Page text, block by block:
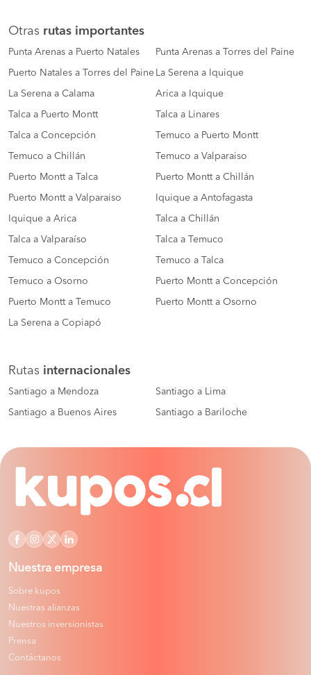
Otras rutas importantes
Punta Arenas a Puerto Natales Punta Arenas a Torres del Paine
Puerto Natales a Torres del Paine La Serena a Iquique
La Serena a Calama Arica a Iquique
Talca a Puerto Montt Talca a Linares
Talca a Concepción Temuco a Puerto Montt
Temuco a Chillán Temuco a Valparaiso
Puerto Montt a Talca Puerto Montt a Chillán
Puerto Montt a Valparaiso Iquique a Antofagasta
Iquique a Arica Talca a Chillán
Talca a Valparaíso Talca a Temuco
Temuco a Concepción Temuco a Talca
Temuco a Osorno Puerto Montt a Concepción
Puerto Montt a Temuco Puerto Montt a Osorno
La Serena a Copiapó
Rutas internacionales
Santiago a Mendoza Santiago a Lima
Santiago a Buenos Aires Santiago a Bariloche
Nuestra empresa
Sobre kupos
Nuestras alianzas
Nuestros inversionistas
Prensa
Contáctanos